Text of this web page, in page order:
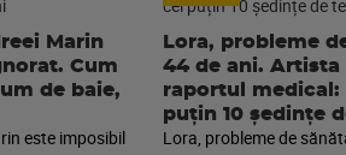
Marin
Cum
de baie,
este imposibil
Lora, probleme
44 de ani. Artista
raportul medical:
puțin 10 ședințe
Lora, probleme de